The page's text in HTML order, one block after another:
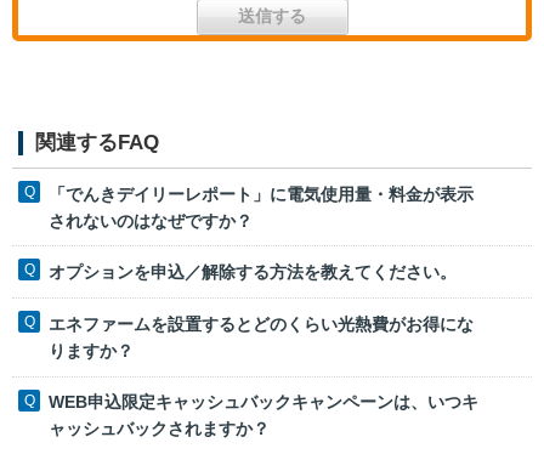
関連するFAQ
「でんきデイリーレポート」に電気使用量・料金が表示
されないのはなぜですか？
オプションを申込／解除する方法を教えてください。
エネファームを設置するとどのくらい光熱費がお得にな
りますか？
WEB申込限定キャッシュバックキャンペーンは、いつキ
ャッシュバックされますか？